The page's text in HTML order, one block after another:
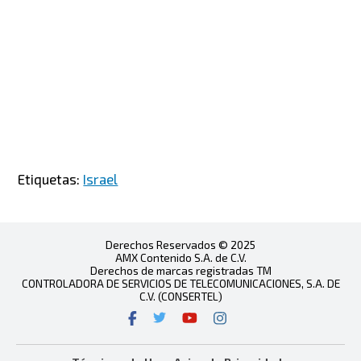
Etiquetas: Israel
Derechos Reservados © 2025
AMX Contenido S.A. de C.V.
Derechos de marcas registradas TM
CONTROLADORA DE SERVICIOS DE TELECOMUNICACIONES, S.A. DE
C.V. (CONSERTEL)